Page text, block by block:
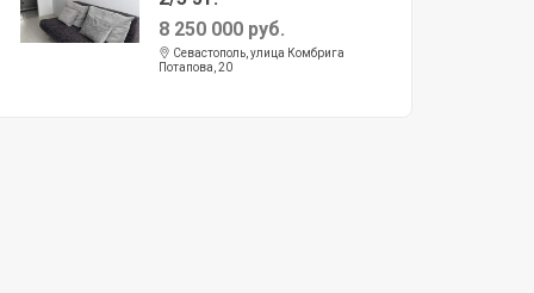
8 250 000 руб.
Севастополь, улица Комбрига
Потапова, 20